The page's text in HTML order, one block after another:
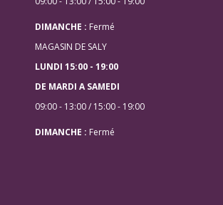
DIMANCHE : Fermé
MAGASIN DE SALY
LUNDI 15:00 - 19:00
DE MARDI A SAMEDI
09:00 - 13:00 / 15:00 - 19:00
DIMANCHE : Fermé